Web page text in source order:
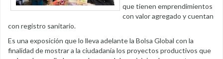
que tienen emprendimientos
con valor agregado y cuentan
con registro sanitario.
Es una exposición que lo lleva adelante la Bolsa Global con la
finalidad de mostrar a la ciudadanía los proyectos productivos que